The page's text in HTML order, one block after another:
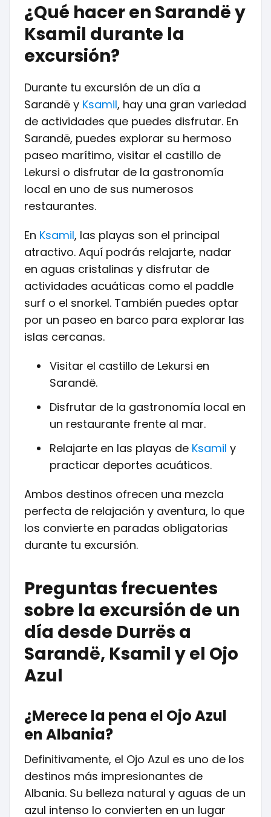
¿Qué hacer en Sarandë y
Ksamil durante la
excursión?
Durante tu excursión de un día a
Sarandë y Ksamil, hay una gran variedad
de actividades que puedes disfrutar. En
Sarandë, puedes explorar su hermoso
paseo marítimo, visitar el castillo de
Lekursi o disfrutar de la gastronomía
local en uno de sus numerosos
restaurantes.
En Ksamil, las playas son el principal
atractivo. Aquí podrás relajarte, nadar
en aguas cristalinas y disfrutar de
actividades acuáticas como el paddle
surf o el snorkel. También puedes optar
por un paseo en barco para explorar las
islas cercanas.
Visitar el castillo de Lekursi en
Sarandë.
Disfrutar de la gastronomía local en
un restaurante frente al mar.
Relajarte en las playas de Ksamil y
practicar deportes acuáticos.
Ambos destinos ofrecen una mezcla
perfecta de relajación y aventura, lo que
los convierte en paradas obligatorias
durante tu excursión.
Preguntas frecuentes
sobre la excursión de un
día desde Durrës a
Sarandë, Ksamil y el Ojo
Azul
¿Merece la pena el Ojo Azul
en Albania?
Definitivamente, el Ojo Azul es uno de los
destinos más impresionantes de
Albania. Su belleza natural y aguas de un
azul intenso lo convierten en un lugar